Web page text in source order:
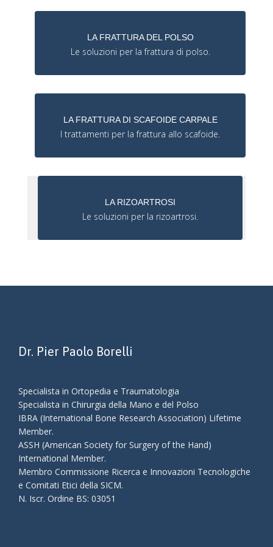
LA FRATTURA DEL POLSO
Le soluzioni per la frattura di polso.
LA FRATTURA DI SCAFOIDE CARPALE
I trattamenti per la frattura allo scafoide.
LA RIZOARTROSI
Le soluzioni per la rizoartrosi.
Dr. Pier Paolo Borelli
Specialista in Ortopedia e Traumatologia
Specialista in Chirurgia della Mano e del Polso
IBRA (International Bone Research Association) Lifetime
Member.
ASSH (American Society for Surgery of the Hand)
International Member.
Membro Commissione Ricerca e Innovazioni Tecnologiche
e Comitati Etici della SICM.
N. Iscr. Ordine BS: 03051